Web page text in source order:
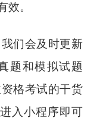
效。
们会及时更新
题和模拟试题
格考试的干货
入小程序即可